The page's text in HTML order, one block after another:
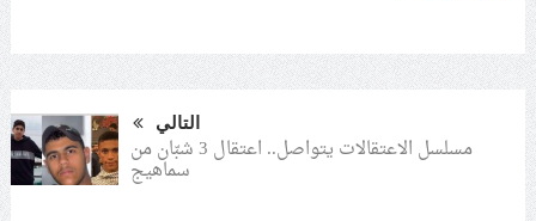
التالي
مسلسل الاعتقالات يتواصل.. اعتقال 3 شبّان من
سماهيج